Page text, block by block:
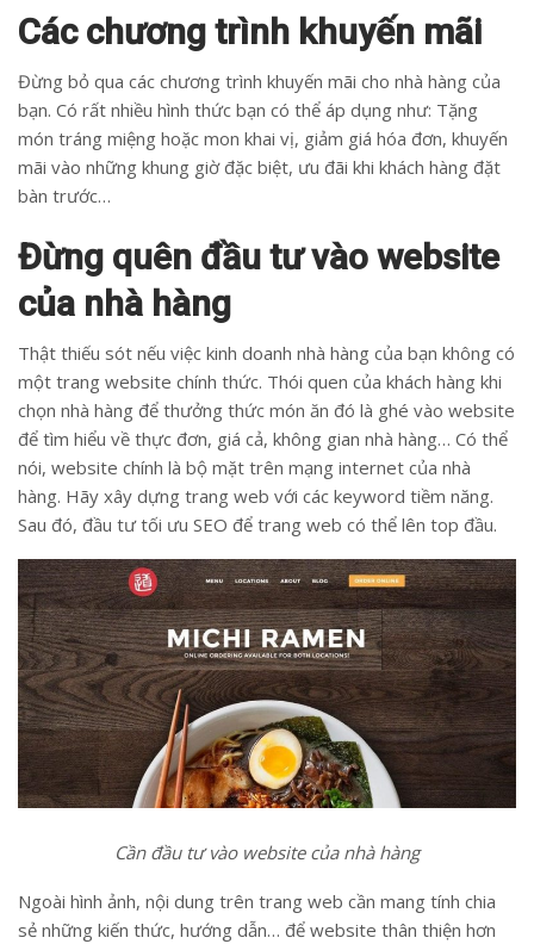
Các chương trình khuyến mãi
Đừng bỏ qua các chương trình khuyến mãi cho nhà hàng của
bạn. Có rất nhiều hình thức bạn có thể áp dụng như: Tặng
món tráng miệng hoặc mon khai vị, giảm giá hóa đơn, khuyến
mãi vào những khung giờ đặc biệt, ưu đãi khi khách hàng đặt
bàn trước…
Đừng quên đầu tư vào website
của nhà hàng
Thật thiếu sót nếu việc kinh doanh nhà hàng của bạn không có
một trang website chính thức. Thói quen của khách hàng khi
chọn nhà hàng để thưởng thức món ăn đó là ghé vào website
để tìm hiểu về thực đơn, giá cả, không gian nhà hàng… Có thể
nói, website chính là bộ mặt trên mạng internet của nhà
hàng. Hãy xây dựng trang web với các keyword tiềm năng.
Sau đó, đầu tư tối ưu SEO để trang web có thể lên top đầu.
Cần đầu tư vào website của nhà hàng
Ngoài hình ảnh, nội dung trên trang web cần mang tính chia
sẻ những kiến thức, hướng dẫn… để website thân thiện hơn